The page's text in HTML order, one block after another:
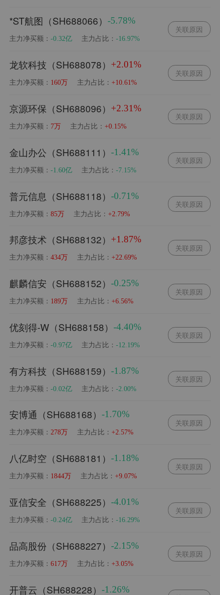
*ST航图（SH688066）-5.78%
主力净买额：-0.32亿 主力占比：-16.97%
关联原因
龙软科技（SH688078） +2.01%
主力净买额： 160万 主力占比：+10.61%
关联原因
京源环保（SH688096） +2.31%
主力净买额： 7万 主力占比：+0.15%
关联原因
金山办公（SH688111）-1.41%
主力净买额：-1.60亿 主力占比：-7.15%
关联原因
普元信息（SH688118）-0.71%
主力净买额：85万 主力占比：+2.79%
关联原因
邦彦技术（SH688132） +1.87%
主力净买额：434万 主力占比：+22.69%
关联原因
麒麟信安（SH688152）-0.25%
主力净买额： 189万 主力占比：+6.56%
关联原因
优刻得-W（SH688158）-4.40%
主力净买额：-0.97亿 主力占比：-12.19%
关联原因
有方科技（SH688159）-1.87%
主力净买额：-0.02亿 主力占比：-2.00%
关联原因
安博通（SH688168）-1.70%
主力净买额：278万 主力占比：+2.57%
关联原因
八亿时空（SH688181）-1.18%
主力净买额： 1844万 主力占比：+9.07%
关联原因
亚信安全（SH688225）-4.01%
主力净买额：-0.24亿 主力占比：-16.29%
关联原因
品高股份（SH688227）-2.15%
主力净买额：617万 主力占比：+3.05%
关联原因
开普云（SH688228）-1.26%